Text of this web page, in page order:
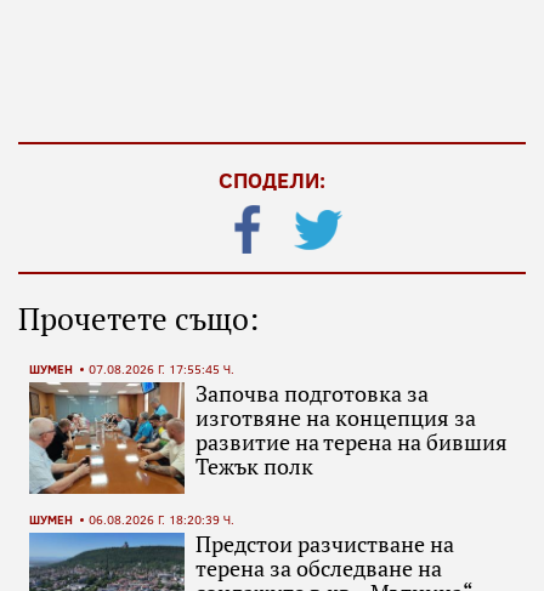
СПОДЕЛИ:
Прочетете също:
ШУМЕН 07.08.2026 Г. 17:55:45 Ч.
Започва подготовка за
изготвяне на концепция за
развитие на терена на бившия
Тежък полк
ШУМЕН 06.08.2026 Г. 18:20:39 Ч.
Предстои разчистване на
терена за обследване на